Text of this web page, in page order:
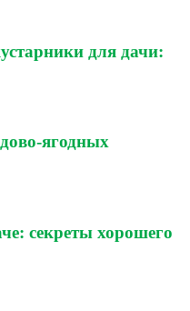
для дачи:
ягодных
секреты хорошего